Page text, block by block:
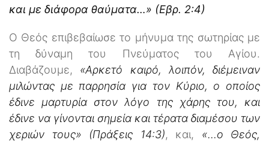
και με διάφορα θαύματα…» (Εβρ. 2:4)
Ο Θεός επιβεβαίωσε το μήνυμα της σωτηρίας με
τη δύναμη του Πνεύματος του Αγίου.
Διαβάζουμε, «Αρκετό καιρό, λοιπόν, διέμειναν
μιλώντας με παρρησία για τον Κύριο, ο οποίος
έδινε μαρτυρία στον λόγο της χάρης του, και
έδινε να γίνονται σημεία και τέρατα διαμέσου των
χεριών τους» (Πράξεις 14:3), και, «…ο Θεός,